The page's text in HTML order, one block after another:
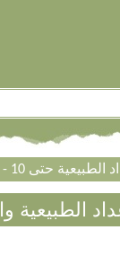
الطبيعية حتى 10 - الصف الاول
الطبيعية